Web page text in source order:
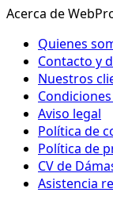
Acerca de
Quienes
Contacto y
Nuestros
Aviso legal
Política de
Política de
CV de
Asistencia